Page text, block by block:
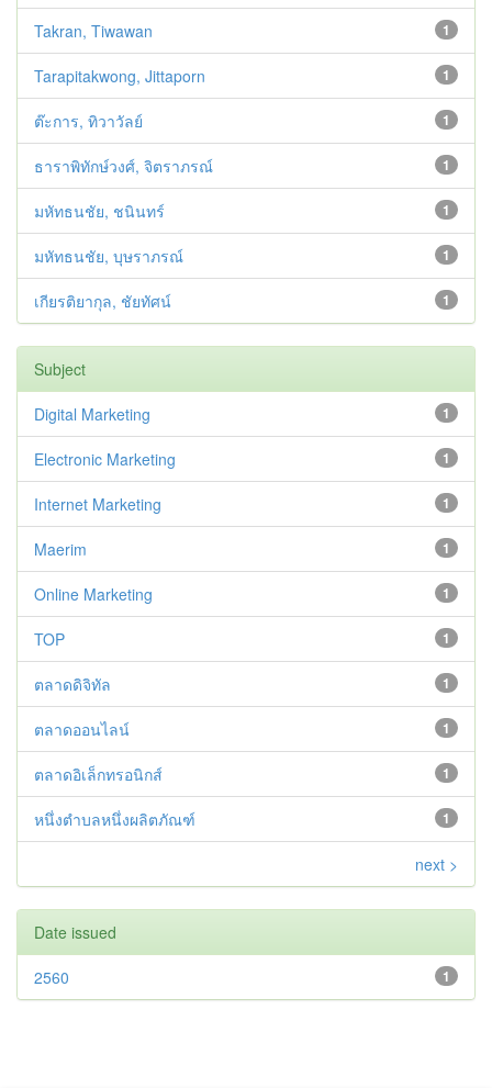
1
Takran, Tiwawan
1
Tarapitakwong, Jittaporn
1
ต๊ะการ, ทิวาวัลย์
1
ธาราพิทักษ์วงศ์, จิตราภรณ์
1
มหัทธนชัย, ชนินทร์
1
มหัทธนชัย, บุษราภรณ์
1
เกียรติยากุล, ชัยทัศน์
Subject
1
Digital Marketing
1
Electronic Marketing
1
Internet Marketing
1
Maerim
1
Online Marketing
1
TOP
1
ตลาดดิจิทัล
1
ตลาดออนไลน์
1
ตลาดอิเล็กทรอนิกส์
1
หนึ่งตำบลหนึ่งผลิตภัณฑ์
next >
Date issued
1
2560